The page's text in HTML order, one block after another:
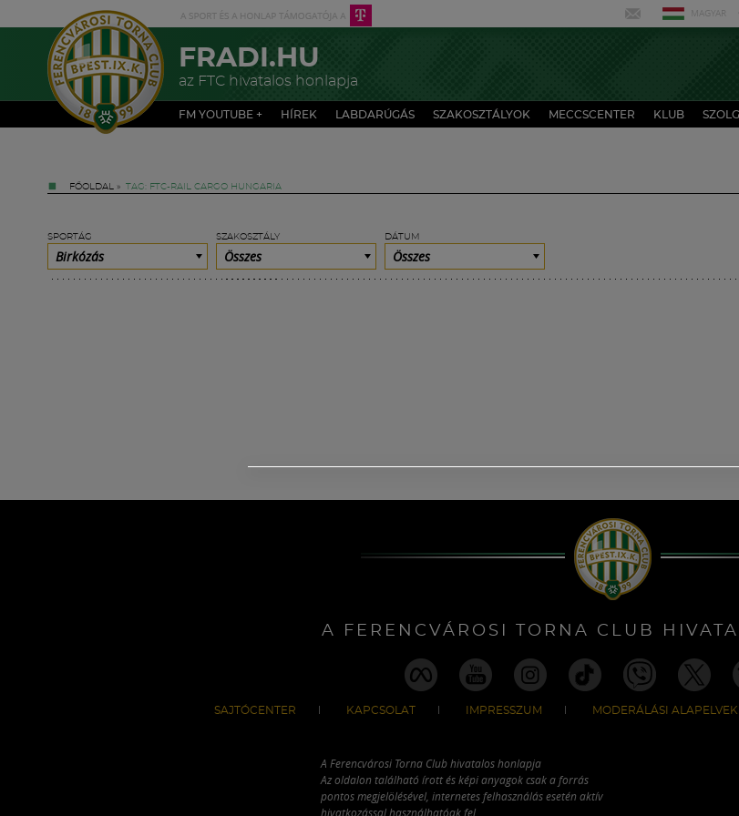
MAGYAR
FRADI.HU
az FTC hivatalos honlapja
FM YOUTUBE + HÍREK LABDARÚGÁS SZAKOSZTÁLYOK MECCSCENTER KLUB
FŐOLDAL » TAG: FTC-RAIL CARGO HUNGARIA
SPORTÁG
Birkózás
SZAKOSZTÁLY
Összes
DÁTUM
Összes
A FERENCVÁROSI TORNA CLUB
SAJTÓCENTER KAPCSOLAT IMPRESSZUM MODERÁLÁSI ALAPELVEK
A Ferencvárosi Torna Club hivatalos honlapja
Az oldalon található írott és képi anyagok csak a forrás
pontos megjelölésével, internetes felhasználás esetén aktív
hivatkozással használhatóak fel.